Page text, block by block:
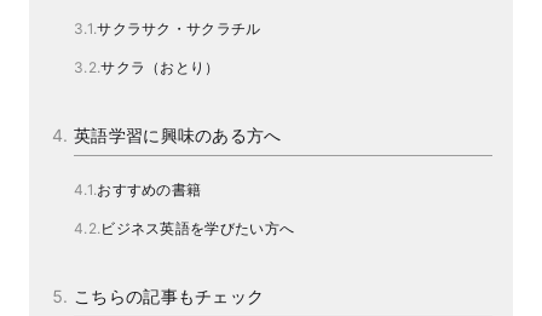
サクラサク・サクラチル
サクラ（おとり）
英語学習に興味のある方へ
おすすめの書籍
ビジネス英語を学びたい方へ
こちらの記事もチェック